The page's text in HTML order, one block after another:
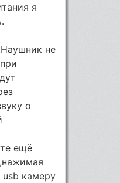
я
не
о
ещё
usb камеру